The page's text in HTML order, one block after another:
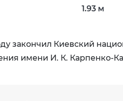
1.93 м
закончил Киевский
имени И. К. Карпенко-